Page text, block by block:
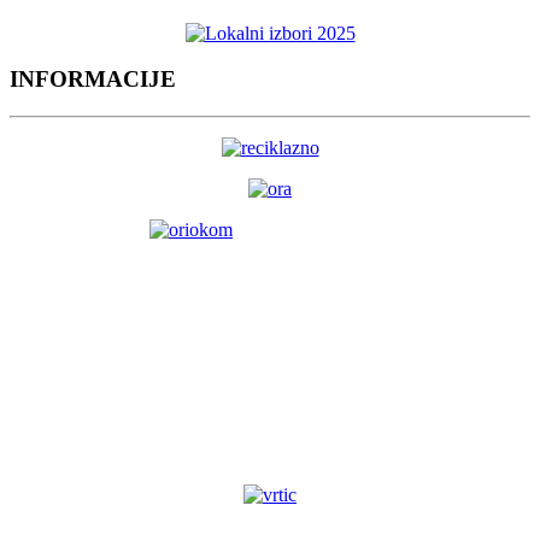
INFORMACIJE